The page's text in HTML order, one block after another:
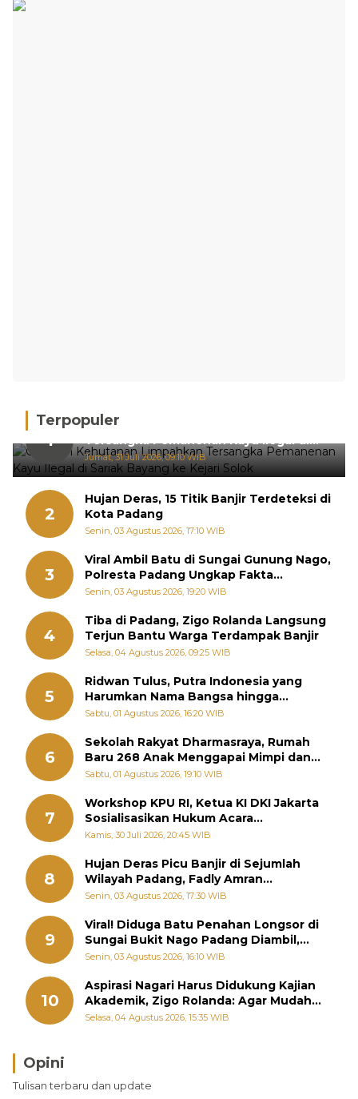
Terpopuler
1
Gakkum Kehutanan Limpahkan
Tersangka Pemanenan Kayu Ilegal di
Sariak Bayang ke Kejari Solok
Jumat, 31 Juli 2026, 09:10 WIB
2
Hujan Deras, 15 Titik Banjir Terdeteksi di
Kota Padang
Senin, 03 Agustus 2026, 17:10 WIB
3
Viral Ambil Batu di Sungai Gunung Nago,
Polresta Padang Ungkap Fakta
Sebenarnya
Senin, 03 Agustus 2026, 19:20 WIB
4
Tiba di Padang, Zigo Rolanda Langsung
Terjun Bantu Warga Terdampak Banjir
Selasa, 04 Agustus 2026, 09:25 WIB
5
Ridwan Tulus, Putra Indonesia yang
Harumkan Nama Bangsa hingga
Diabadikan dalam Buku Jepang
Sabtu, 01 Agustus 2026, 16:20 WIB
6
Sekolah Rakyat Dharmasraya, Rumah
Baru 268 Anak Menggapai Mimpi dan
Memutus Rantai Kemiskinan
Sabtu, 01 Agustus 2026, 19:10 WIB
7
Workshop KPU RI, Ketua KI DKI Jakarta
Sosialisasikan Hukum Acara
Penyelesaian Sengketa Informasi Publik
Kamis, 30 Juli 2026, 20:45 WIB
8
Hujan Deras Picu Banjir di Sejumlah
Wilayah Padang, Fadly Amran
Perintahkan OPD Siaga
Senin, 03 Agustus 2026, 17:30 WIB
9
Viral! Diduga Batu Penahan Longsor di
Sungai Bukit Nago Padang Diambil,
Warga Khawatir Bencana Terulang
Senin, 03 Agustus 2026, 16:10 WIB
10
Aspirasi Nagari Harus Didukung Kajian
Akademik, Zigo Rolanda: Agar Mudah
Diperjuangkan di Kementerian
Selasa, 04 Agustus 2026, 15:35 WIB
Opini
Tulisan terbaru dan update
Brasil Lebih Diunggulkan, tetapi Jepang Selalu
Punya Cara Membuat Kejutan